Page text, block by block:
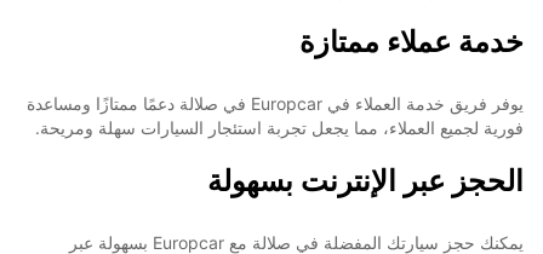
خدمة عملاء ممتازة
يوفر فريق خدمة العملاء في Europcar في صلالة دعمًا ممتازًا ومساعدة
فورية لجميع العملاء، مما يجعل تجربة استئجار السيارات سهلة ومريحة.
الحجز عبر الإنترنت بسهولة
يمكنك حجز سيارتك المفضلة في صلالة مع Europcar بسهولة عبر